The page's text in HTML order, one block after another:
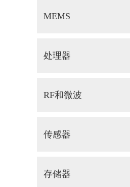
MEMS
处理器
RF和微波
传感器
存储器